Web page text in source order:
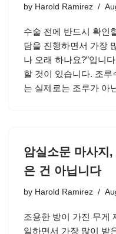
by Harold Ramirez
수술 전에 반드시 확인
담을 진행하면서 가장
나 오래 하나요?”입니
할 것이 있습니다. 조
는 실제로는 조루가 아
암실소문 마사지
은 건 아닙니다
by Harold Ramirez
조용한 방이 가진 무게
일하면서 가장 많이 받